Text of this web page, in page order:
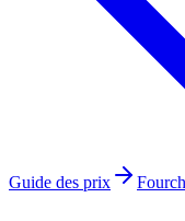
Guide des prix